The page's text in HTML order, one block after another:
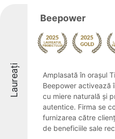
Laureați
Beepower
Amplasată în orașul
Beepower activează
cu miere naturală și
autentice. Firma se
furnizarea către
de beneficiile sale